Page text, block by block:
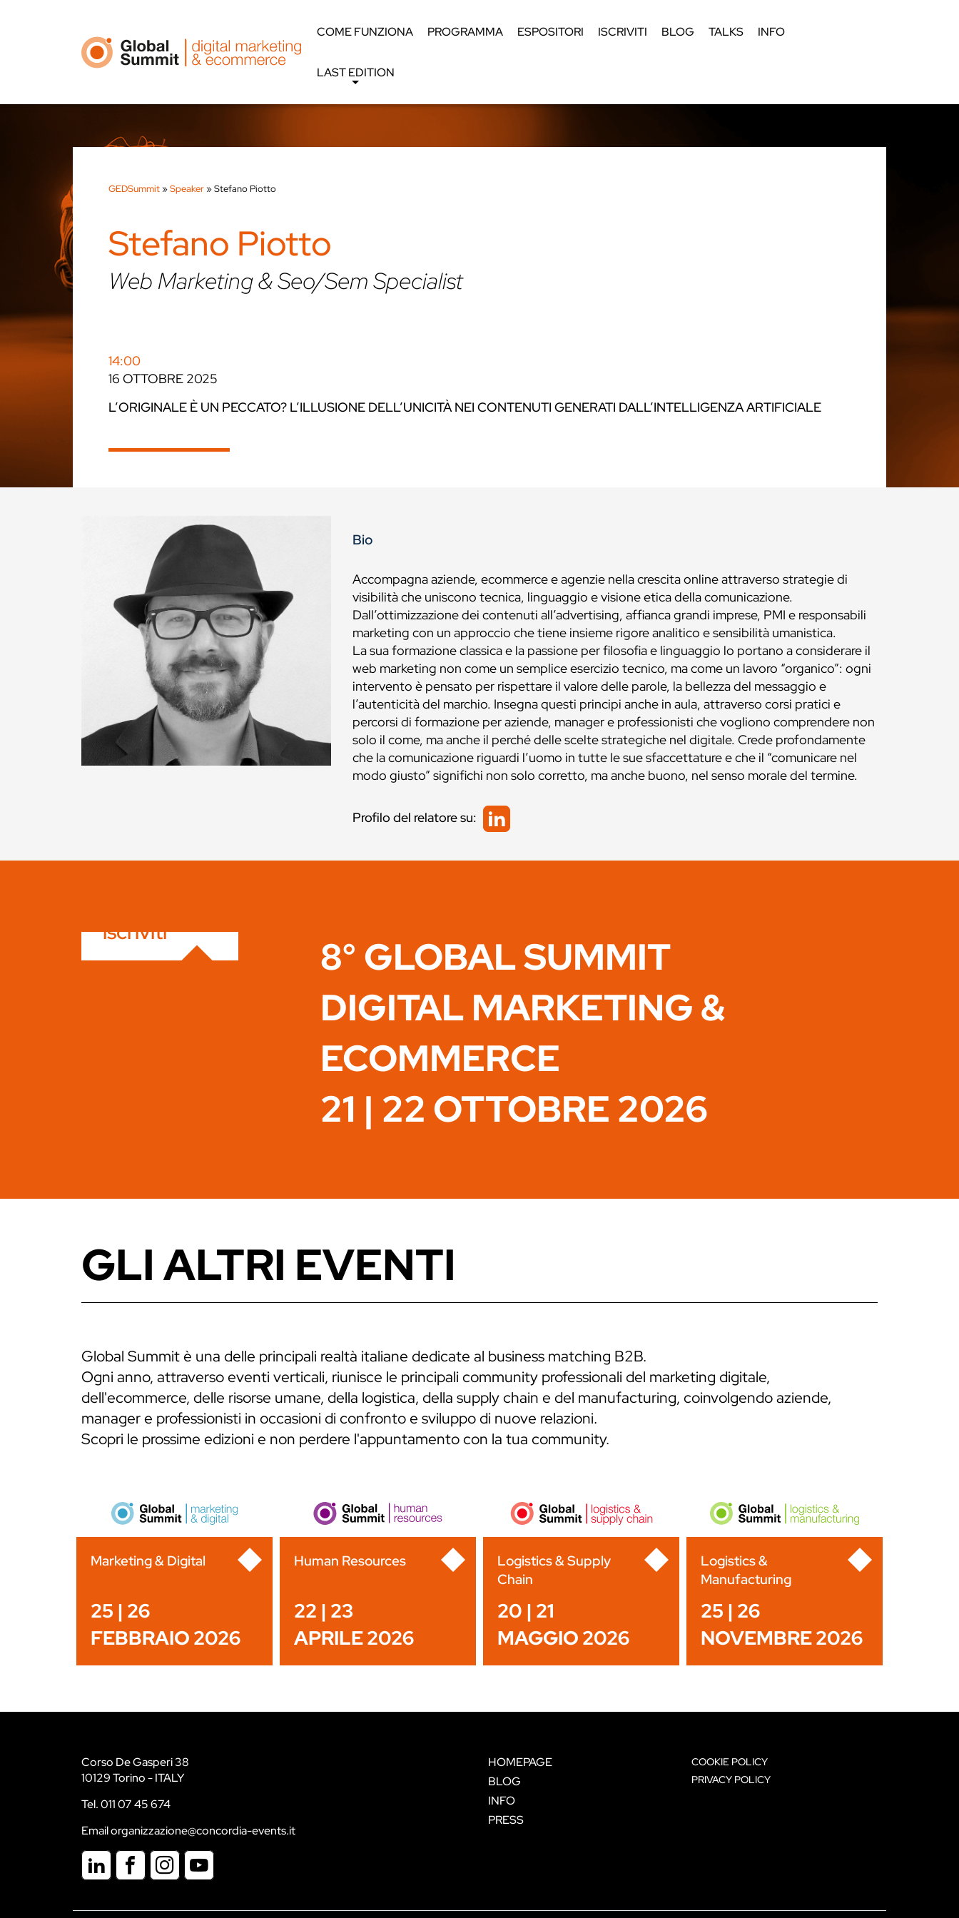
COME FUNZIONA PROGRAMMA ESPOSITORI ISCRIVITI BLOG TALKS INFO
LAST EDITION
GEDSummit»Speaker»Stefano Piotto
Stefano Piotto
Web Marketing & Seo/Sem Specialist
14:00
16 OTTOBRE 2025
L’ORIGINALE È UN PECCATO? L’ILLUSIONE DELL’UNICITÀ NEI CONTENUTI GENERATI DALL’INTELLIGENZA ARTIFICIALE
Bio
Accompagna aziende, ecommerce e agenzie nella crescita online attraverso strategie di
visibilità che uniscono tecnica, linguaggio e visione etica della comunicazione.
Dall’ottimizzazione dei contenuti all’advertising, affianca grandi imprese, PMI e responsabili
marketing con un approccio che tiene insieme rigore analitico e sensibilità umanistica.
La sua formazione classica e la passione per filosofia e linguaggio lo portano a considerare il
web marketing non come un semplice esercizio tecnico, ma come un lavoro “organico”: ogni
intervento è pensato per rispettare il valore delle parole, la bellezza del messaggio e
l’autenticità del marchio. Insegna questi principi anche in aula, attraverso corsi pratici e
percorsi di formazione per aziende, manager e professionisti che vogliono comprendere non
solo il come, ma anche il perché delle scelte strategiche nel digitale. Crede profondamente
che la comunicazione riguardi l’uomo in tutte le sue sfaccettature e che il “comunicare nel
modo giusto” significhi non solo corretto, ma anche buono, nel senso morale del termine.
Profilo del relatore su:
iscriviti
8° GLOBAL SUMMIT
DIGITAL MARKETING &
ECOMMERCE
21 | 22 OTTOBRE 2026
GLI ALTRI EVENTI
Global Summit è una delle principali realtà italiane dedicate al business matching B2B.
Ogni anno, attraverso eventi verticali, riunisce le principali community professionali del marketing digitale,
dell'ecommerce, delle risorse umane, della logistica, della supply chain e del manufacturing, coinvolgendo aziende,
manager e professionisti in occasioni di confronto e sviluppo di nuove relazioni.
Scopri le prossime edizioni e non perdere l'appuntamento con la tua community.
Marketing & Digital
25 | 26
FEBBRAIO 2026
Human Resources
22 | 23
APRILE 2026
Logistics & Supply
Chain
20 | 21
MAGGIO 2026
Logistics &
Manufacturing
25 | 26
NOVEMBRE 2026
Corso De Gasperi 38
10129 Torino - ITALY
Tel. 011 07 45 674
Email organizzazione@concordia-events.it
HOMEPAGE
BLOG
INFO
PRESS
COOKIE POLICY
PRIVACY POLICY